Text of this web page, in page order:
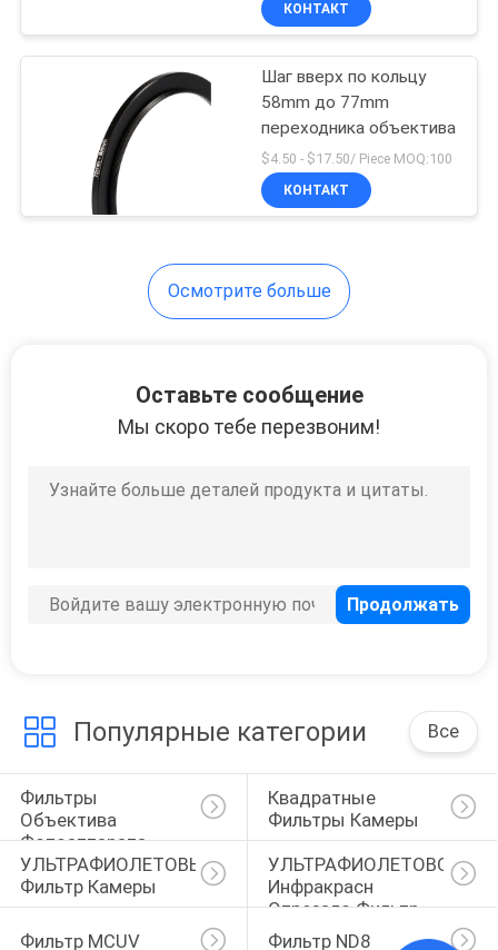
Фильтр MCUV
13
Фильтр ND1000
Нейтральный
фильтр ночи
11
КОНТАКТ
Шаг вверх по кольцу
58mm до 77mm
переходника объектива
$4.50 - $17.50/ Piece MOQ:100
КОНТАКТ
Осмотрите больше
Оставьте сообщение
Мы скоро тебе перезвоним!
Популярные категории Все
Фильтры
Объектива
Фотоаппарата
Квадратные
Фильтры Камеры
УЛЬТРАФИОЛЕТОВЫЙ
Фильтр Камеры
УЛЬТРАФИОЛЕТОВОЕ
Инфракрасн
Отрезало Фильтр
Фильтр MCUV
Фильтр ND8